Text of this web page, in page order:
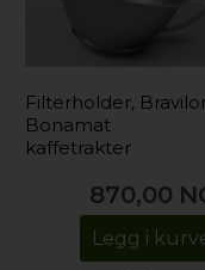
Filterholder,
Bonamat
kaffetrakter
870,00
Legg i